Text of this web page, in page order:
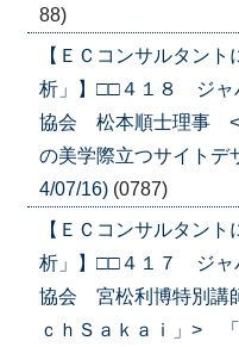
88)
【ＥＣコンサルタン
析」】□□４１８ ジャ
協会 松本順士理事 <
の美学際立つサイトデ
4/07/16) (0787)
【ＥＣコンサルタン
析」】□□４１７ ジャ
協会 宮松利博特別講
ｃｈＳａｋａｉ」>